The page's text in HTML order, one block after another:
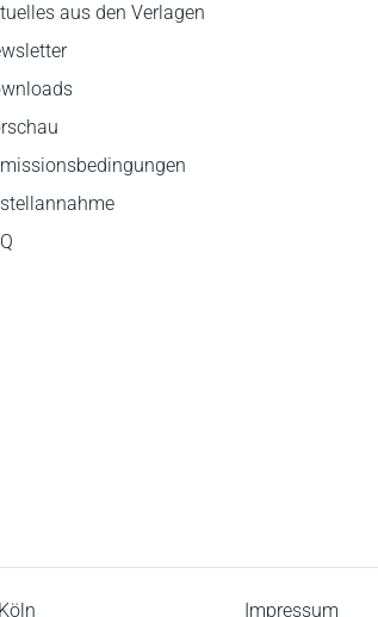
aus den Verlagen
Impressum